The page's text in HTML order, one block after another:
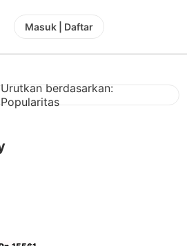
Masuk | Daftar
Urutkan berdasarkan:
Popularitas